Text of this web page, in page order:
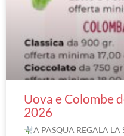
Uova e Colombe
2026
A PASQUA REGALA LA